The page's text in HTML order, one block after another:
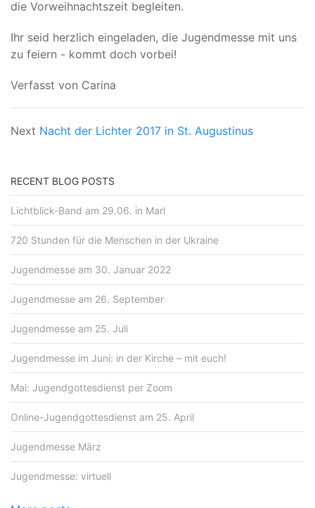
die Vorweihnachtszeit begleiten.
Ihr seid herzlich eingeladen, die Jugendmesse mit uns
zu feiern - kommt doch vorbei!
Verfasst von Carina
Next Nacht der Lichter 2017 in St. Augustinus
RECENT BLOG POSTS
Lichtblick-Band am 29.06. in Marl
720 Stunden für die Menschen in der Ukraine
Jugendmesse am 30. Januar 2022
Jugendmesse am 26. September
Jugendmesse am 25. Juli
Jugendmesse im Juni: in der Kirche – mit euch!
Mai: Jugendgottesdienst per Zoom
Online-Jugendgottesdienst am 25. April
Jugendmesse März
Jugendmesse: virtuell